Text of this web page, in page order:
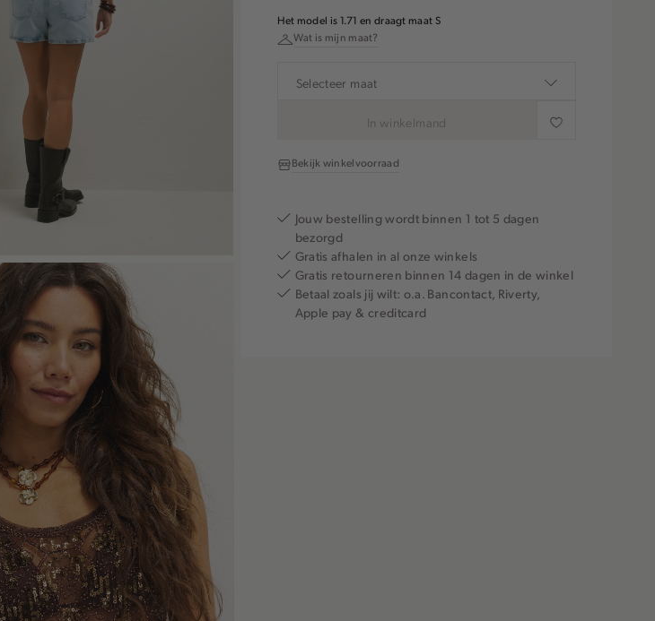
Het model is 1.71 en draagt maat S
Wat is mijn maat?
Selecteer maat
In winkelmand
Bekijk winkelvoorraad
Jouw bestelling wordt binnen 1 tot 5 dagen
bezorgd
Gratis afhalen in al onze winkels
Gratis retourneren binnen 14 dagen in de winkel
Betaal zoals jij wilt: o.a. Bancontact, Riverty,
Apple pay & creditcard